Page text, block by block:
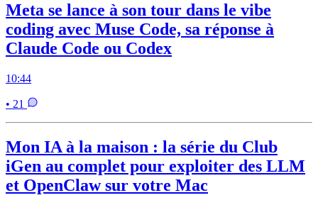
Meta se lance à son tour dans le vibe
coding avec Muse Code, sa réponse à
Claude Code ou Codex
10:44
• 21
Mon IA à la maison : la série du Club
iGen au complet pour exploiter des LLM
et OpenClaw sur votre Mac